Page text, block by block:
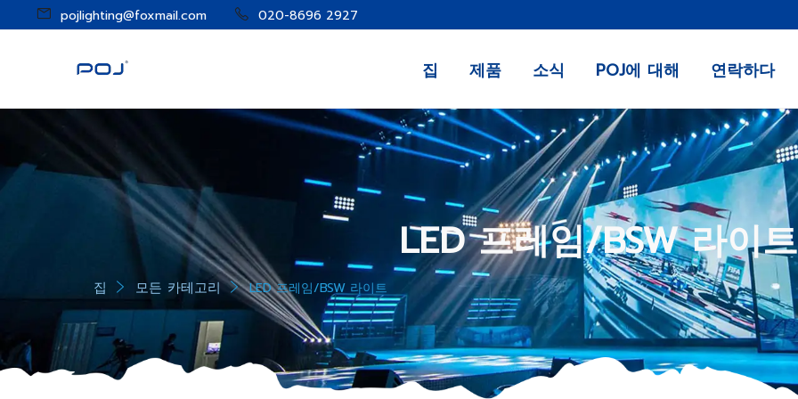
pojlighting@foxmail.com 020-8696 2927
집 제품 소식 POJ에 대해 연락하다
LED 프레임/BSW 라이트
집 모든 카테고리 LED 프레임/BSW 라이트